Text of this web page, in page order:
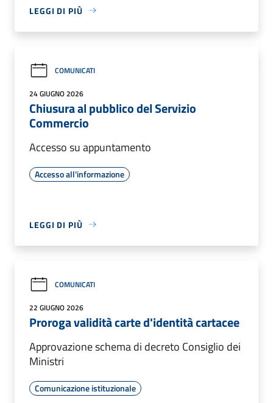
LEGGI DI PIÙ
COMUNICATI
24 GIUGNO 2026
Chiusura al pubblico del Servizio
Commercio
Accesso su appuntamento
Accesso all'informazione
LEGGI DI PIÙ
COMUNICATI
22 GIUGNO 2026
Proroga validità carte d'identità cartacee
Approvazione schema di decreto Consiglio dei
Ministri
Comunicazione istituzionale